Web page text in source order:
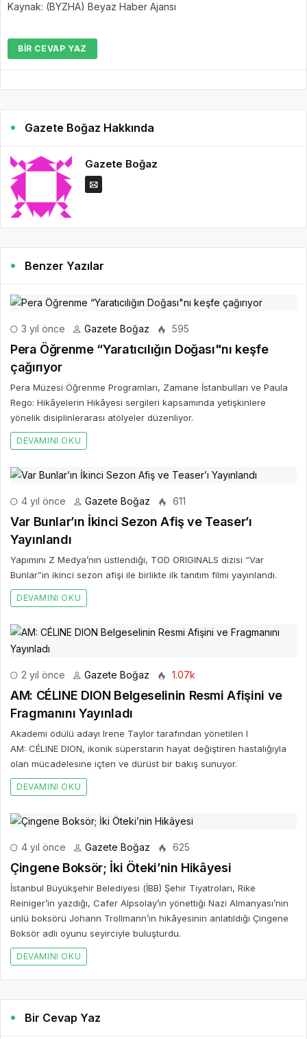
Kaynak: (BYZHA) Beyaz Haber Ajansı
BIR CEVAP YAZ
Gazete Boğaz Hakkında
Gazete Boğaz
Benzer Yazılar
3 yıl önce Gazete Boğaz 595
Pera Öğrenme “Yaratıcılığın Doğası"nı keşfe
çağırıyor
Pera Müzesi Öğrenme Programları, Zamane İstanbulları ve Paula
Rego: Hikâyelerin Hikâyesi sergileri kapsamında yetişkinlere
yönelik disiplinlerarası atölyeler düzenliyor.
DEVAMINI OKU
4 yıl önce Gazete Boğaz 611
Var Bunlar’ın İkinci Sezon Afiş ve Teaser’ı
Yayınlandı
Yapımını Z Medya’nın üstlendiği, TOD ORIGINALS dizisi “Var
Bunlar”ın ikinci sezon afişi ile birlikte ilk tanıtım filmi yayınlandı.
DEVAMINI OKU
2 yıl önce Gazete Boğaz 1.07k
AM: CÉLINE DION Belgeselinin Resmi Afişini ve
Fragmanını Yayınladı
Akademi ödülü adayı Irene Taylor tarafından yönetilen I
AM: CÉLINE DION, ikonik süperstarın hayat değiştiren hastalığıyla
olan mücadelesine içten ve dürüst bir bakış sunuyor.
DEVAMINI OKU
4 yıl önce Gazete Boğaz 625
Çingene Boksör; İki Öteki’nin Hikâyesi
İstanbul Büyükşehir Belediyesi (İBB) Şehir Tiyatroları, Rike
Reiniger’in yazdığı, Cafer Alpsolay’ın yönettiği Nazi Almanyası’nın
ünlü boksörü Johann Trollmann’ın hikâyesinin anlatıldığı Çingene
Boksör adlı oyunu seyirciyle buluşturdu.
DEVAMINI OKU
Bir Cevap Yaz